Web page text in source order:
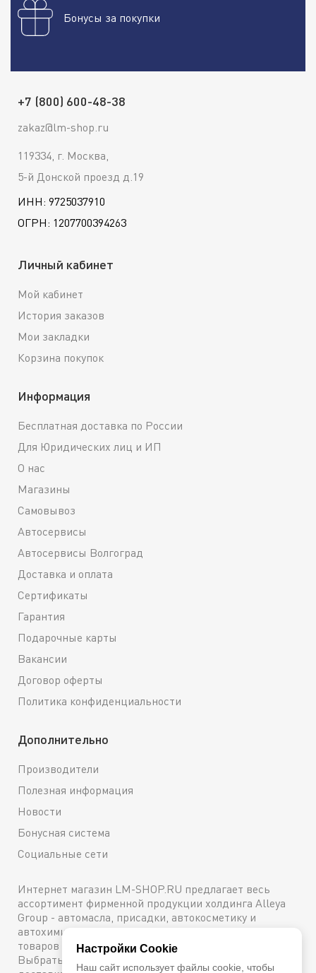
Бонусы за покупки
+7 (800) 600-48-38
zakaz@lm-shop.ru
119334, г. Москва,
5-й Донской проезд д.19
ИНН: 9725037910
ОГРН: 1207700394263
Личный кабинет
Мой кабинет
История заказов
Мои закладки
Корзина покупок
Информация
Бесплатная доставка по России
Для Юридических лиц и ИП
О нас
Магазины
Самовывоз
Автосервисы
Автосервисы Волгоград
Доставка и оплата
Сертификаты
Гарантия
Подарочные карты
Вакансии
Договор оферты
Политика конфиденциальности
Дополнительно
Производители
Полезная информация
Новости
Бонусная система
Социальные сети
Интернет магазин LM-SHOP.RU предлагает весь
ассортимент фирменной продукции холдинга Alleya
Group - автомасла, присадки, автокосметику и
автохимию. Каталог содержит подробное описание
товаров с техническими характеристиками и ценами.
Выбрать и купить оригинальную продукцию с
Настройки Cookie
Наш сайт использует файлы cookie, чтобы